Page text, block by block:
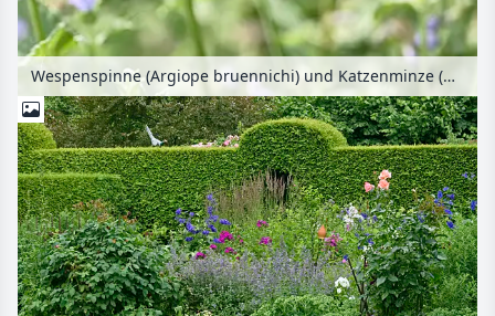
Wespenspinne (Argiope bruennichi) und Katzenminze (Nepeta x fasssenii 'Walkers Low')